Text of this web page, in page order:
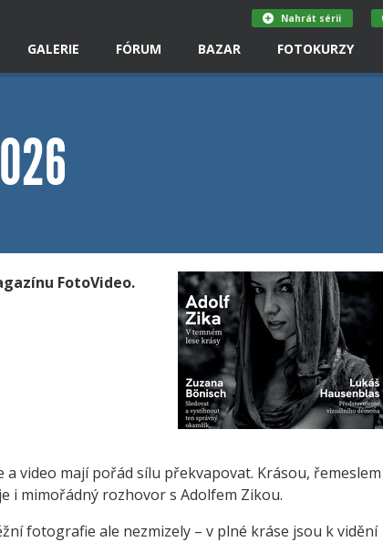
GALERIE FÓRUM BAZAR FOTOKURZY
Nahrát sérii
FotoVideo.
video mají pořád sílu překvapovat. Krásou, řemeslem
i mimořádný rozhovor s Adolfem Zikou.
fotografie ale nezmizely – v plné kráse jsou k vidění